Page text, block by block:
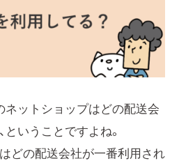
ネットショップはどの配送会
いうことですよね。
どの配送会社が一番利用され